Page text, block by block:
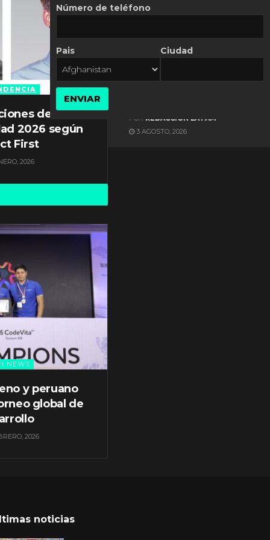
de
2026 según
First
2026
NEWS
y peruano
global de
2026
ES NOTICIA
POR REDACCIÓN LATAM
3 AGOSTO, 2026
noticias
Número de teléfono
Pais Ciudad
ENVIAR